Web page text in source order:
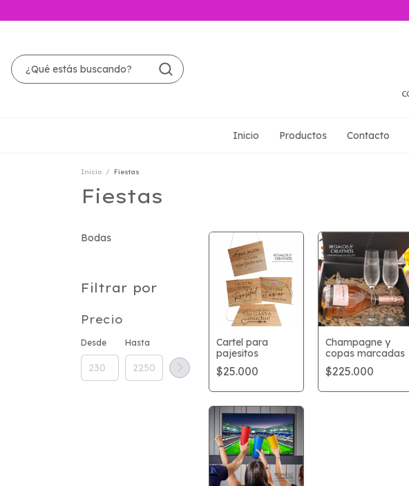
Inicio Productos Contacto
Inicio / Fiestas
Fiestas
Bodas
Filtrar por
Precio
Desde Hasta
Cartel para
pajesitos
$25.000
Champagne y
copas marcadas
$225.000